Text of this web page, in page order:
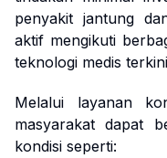
penyakit jantung
aktif mengikuti
teknologi medis
Melalui layanan
masyarakat dapat
kondisi seperti: